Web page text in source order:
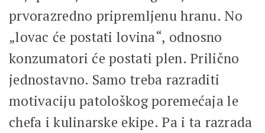
prvorazredno pripremljenu hranu. No
„lovac će postati lovina“, odnosno
konzumatori će postati plen. Prilično
jednostavno. Samo treba razraditi
motivaciju patološkog poremećaja le
chefa i kulinarske ekipe. Pa i ta razrada